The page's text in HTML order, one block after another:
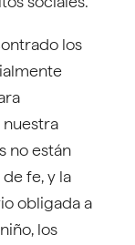
los
nuestra
no están
fe, y la
obligada a
los